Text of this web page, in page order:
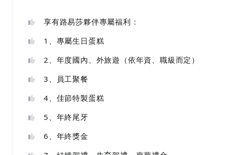
享有路易莎夥伴專屬福利：
1、專屬生日蛋糕
2、年度國內、外旅遊（依年資、職級而定）
3、員工聚餐
4、佳節特製蛋糕
5、年終尾牙
6、年終獎金